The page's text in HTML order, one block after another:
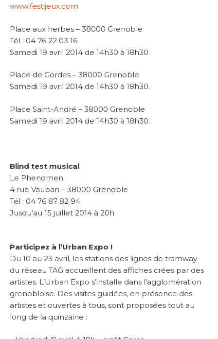
www.festijeux.com
Place aux herbes – 38000 Grenoble
Tél : 04 76 22 03 16
Samedi 19 avril 2014 de 14h30 à 18h30.
Place de Gordes – 38000 Grenoble
Samedi 19 avril 2014 de 14h30 à 18h30.
Place Saint-André – 38000 Grenoble
Samedi 19 avril 2014 de 14h30 à 18h30.
Blind test musical
Le Phenomen
4 rue Vauban – 38000 Grenoble
Tél : 04 76 87 82 94
Jusqu’au 15 juillet 2014 à 20h
Participez à l’Urban Expo !
Du 10 au 23 avril, les stations des lignes de tramway
du réseau TAG accueillent des affiches crées par des
artistes. L’Urban Expo s’installe dans l’agglomération
grenobloise. Des visites guidées, en présence des
artistes et ouvertes à tous, sont proposées tout au
long de la quinzaine :